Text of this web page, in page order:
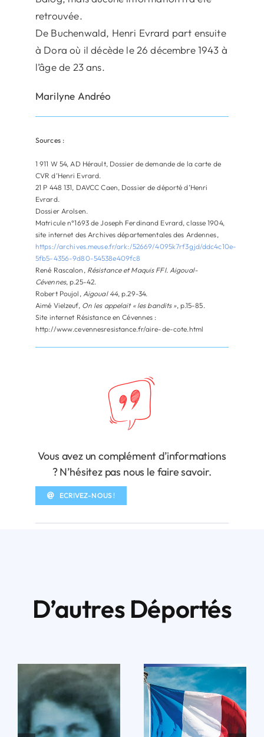
retrouvée.
De Buchenwald, Henri Evrard part ensuite
à Dora où il décède le 26 décembre 1943 à
l’âge de 23 ans.
Marilyne Andréo
Sources :
1 911 W 54, AD Hérault, Dossier de demande de la carte de
CVR d’Henri Evrard.
21 P 448 131, DAVCC Caen, Dossier de déporté d’Henri
Evrard.
Dossier Arolsen.
Matricule n°1693 de Joseph Ferdinand Evrard, classe 1904,
site internet des Archives départementales des Ardennes,
https://archives.meuse.fr/ark:/52669/4095k7rf3gjd/ddc4c10e-
5fb5-4356-9d80-54538e409fc8
René Rascalon, Résistance et Maquis FFI. Aigoual-
Cévennes, p.25-42.
Robert Poujol, Aigoual 44, p.29-34.
Aimé Vielzeuf, On les appelait « les bandits », p.15-85.
Site internet Résistance en Cévennes :
http://www.cevennesresistance.fr/aire-de-cote.html
Vous avez un complément d’informations
? N’hésitez pas nous le faire savoir.
ECRIVEZ-NOUS !
D’autres Déportés